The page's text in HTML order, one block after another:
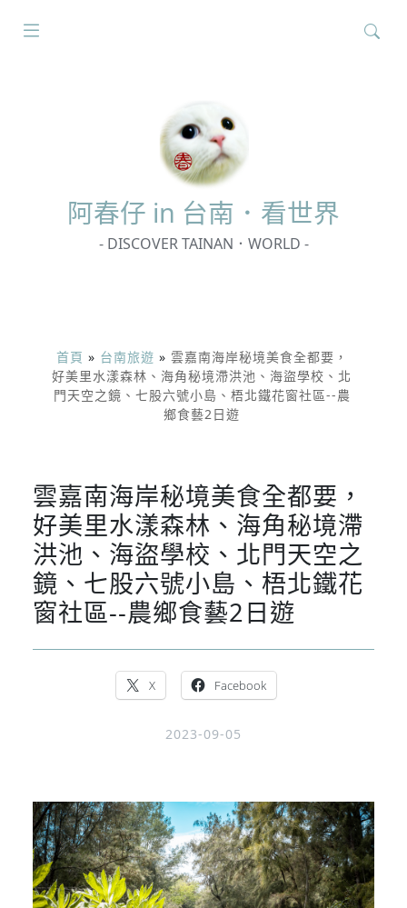
阿春仔 in 台南．看世界
- DISCOVER TAINAN．WORLD -
首頁 » 台南旅遊 » 雲嘉南海岸秘境美食全都要，
好美里水漾森林、海角秘境滯洪池、海盜學校、北
門天空之鏡、七股六號小島、梧北鐵花窗社區--農
鄉食藝2日遊
雲嘉南海岸秘境美食全都要，
好美里水漾森林、海角秘境滯
洪池、海盜學校、北門天空之
鏡、七股六號小島、梧北鐵花
窗社區--農鄉食藝2日遊
X Facebook
2023-09-05